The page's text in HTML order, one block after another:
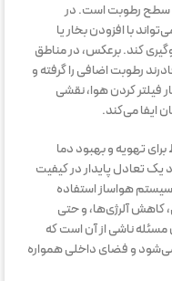
سطح رطوبت است. در
با افزودن بخار یا
کند. برعکس، در مناطق
رطوبت اضافی را گرفته و
فیلتر کردن هوا، نقشی
ایفا می‌کند.
تهویه و بهبود دما
یک تعادل پایدار در کیفیت
هواساز استفاده
کاهش آلرژی‌ها، و حتی
ناشی از آن است که
و فضای داخلی همواره